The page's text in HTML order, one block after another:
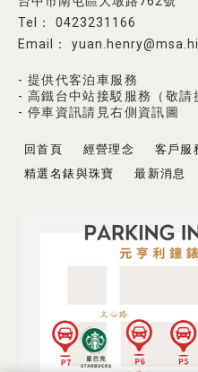
0423231166
- 提供代客泊車服務
- 高鐵台中站接駁服務（敬請
- 停車資訊請見右側資訊圖
回首頁 經營理念 客戶服
精選名錶與珠寶
最新消息